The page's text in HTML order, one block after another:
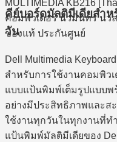
คีย์บอร์ดมัลติมีเดียสำ
วัน
Dell Multimedia
สำหรับการใช้งานคอมพิว
แบบแป้นพิมพ์เต็มรูปแบบ
อย่างมีประสิทธิภาพและส
ใช้งานทุกวันในทุกงานที่ท
แป้นพิมพ์มัลติมีเดียของ